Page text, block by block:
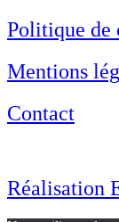
Politique de
Mentions
Contact
Réalisation